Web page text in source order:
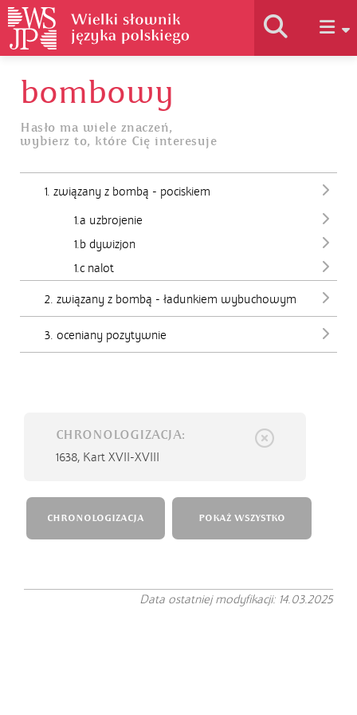
Historia słownika
Jak korzystać
Podstawy naukowe
bombowy
Hasło ma wiele znaczeń,
wybierz to, które Cię interesuje
1. związany z bombą - pociskiem
1.a uzbrojenie
1.b dywizjon
1.c nalot
2. związany z bombą - ładunkiem wybuchowym
3. oceniany pozytywnie
CHRONOLOGIZACJA:
1638, Kart XVII-XVIII
CHRONOLOGIZACJA POKAŻ WSZYSTKO
Data ostatniej modyfikacji: 14.03.2025